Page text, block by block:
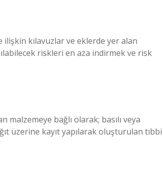
kılavuzlar ve eklerde yer alan
riskleri en aza indirmek ve risk
bağlı olarak; basılı veya
üzerine kayıt yapılarak oluşturulan tıbbi